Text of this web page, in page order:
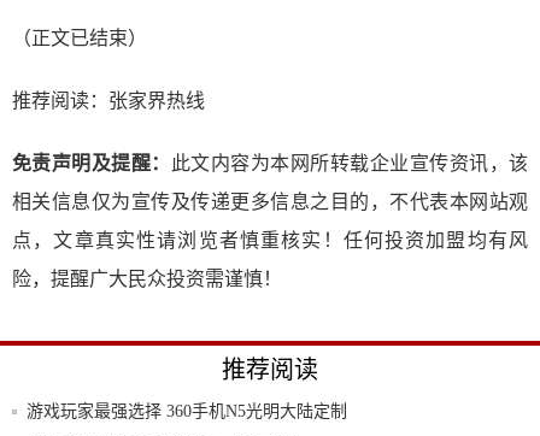
（正文已结束）
推荐阅读： 张家界热线
免责声明及提醒：
此文内容为本网所转载企业宣传资讯，该
相关信息仅为宣传及传递更多信息之目的，不代表本网站观
点，文章真实性请浏览者慎重核实！任何投资加盟均有风
险，提醒广大民众投资需谨慎！
推荐阅读
游戏玩家最强选择 360手机N5光明大陆定制